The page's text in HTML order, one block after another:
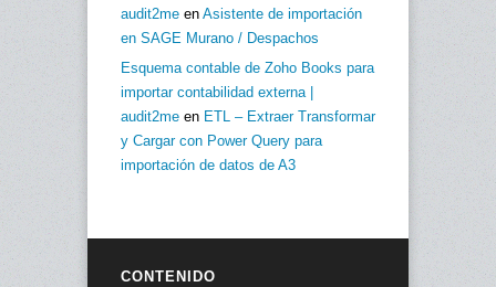
audit2me en Asistente de importación
en SAGE Murano / Despachos
Esquema contable de Zoho Books para
importar contabilidad externa |
audit2me en ETL – Extraer Transformar
y Cargar con Power Query para
importación de datos de A3
CONTENIDO